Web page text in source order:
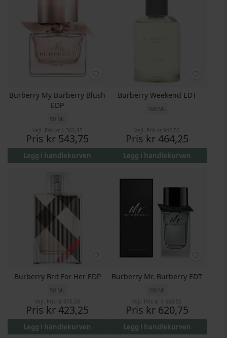
Burberry My Burberry Blush
EDP
50 ML
Vejl. Pris kr 1 362,95
Pris kr 543,75
Legg i handlekurven
Burberry Weekend EDT
100 ML
Vejl. Pris kr 942,50
Pris kr 464,25
Legg i handlekurven
Burberry Brit For Her EDP
50 ML
Vejl. Pris kr 975,50
Pris kr 423,25
Legg i handlekurven
Burberry Mr. Burberry EDT
100 ML
Vejl. Pris kr 1 460,95
Pris kr 620,75
Legg i handlekurven